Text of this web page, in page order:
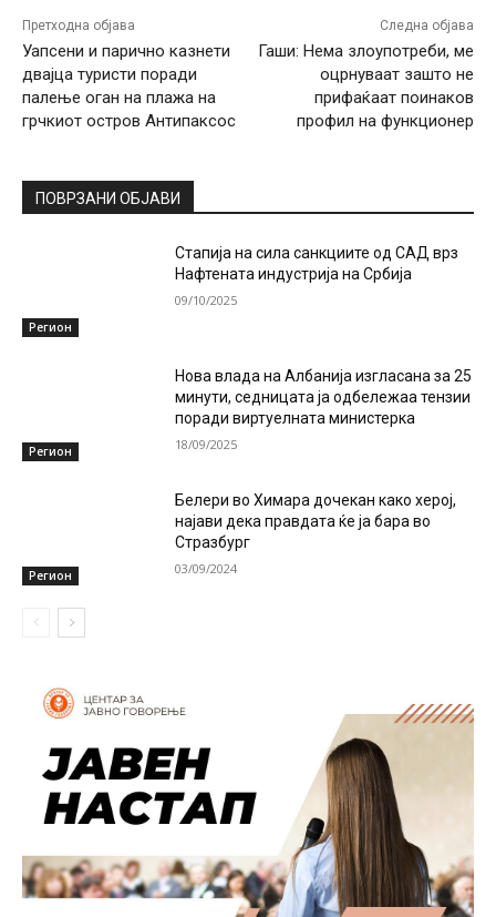
Претходна објава
Уапсени и парично казнети
двајца туристи поради
палење оган на плажа на
грчкиот остров Антипаксос
Следна објава
Гаши: Нема злоупотреби, ме
оцрнуваат зашто не
прифаќаат поинаков
профил на функционер
ПОВРЗАНИ ОБЈАВИ
Регион
Стапија на сила санкциите од САД врз
Нафтената индустрија на Србија
09/10/2025
Регион
Нова влада на Албанија изгласана за 25
минути, седницата ја одбележаа тензии
поради виртуелната министерка
18/09/2025
Регион
Белери во Химара дочекан како херој,
најави дека правдата ќе ја бара во
Стразбург
03/09/2024